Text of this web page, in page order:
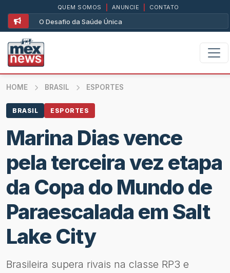
O Desafio da Saúde Única
QUEM SOMOS ANUNCIE CONTATO
HOME BRASIL ESPORTES
BRASIL ESPORTES
Marina Dias vence
pela terceira vez etapa
da Copa do Mundo de
Paraescalada em Salt
Lake City
Brasileira supera rivais na classe RP3 e